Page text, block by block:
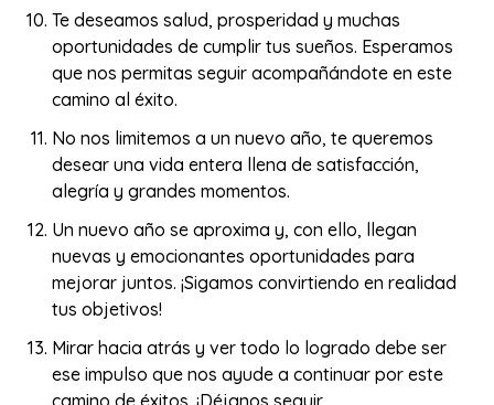
Te deseamos salud, prosperidad y muchas
oportunidades de cumplir tus sueños. Esperamos
que nos permitas seguir acompañándote en este
camino al éxito.
No nos limitemos a un nuevo año, te queremos
desear una vida entera llena de satisfacción,
alegría y grandes momentos.
Un nuevo año se aproxima y, con ello, llegan
nuevas y emocionantes oportunidades para
mejorar juntos. ¡Sigamos convirtiendo en realidad
tus objetivos!
Mirar hacia atrás y ver todo lo logrado debe ser
ese impulso que nos ayude a continuar por este